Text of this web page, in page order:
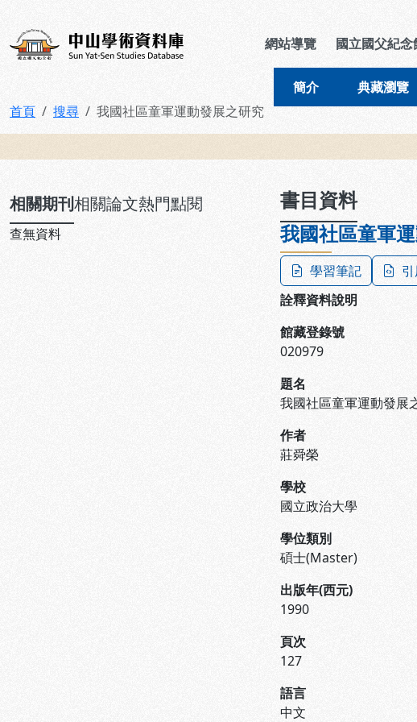
中山學術資料庫 網站導覽 國立國父紀念
簡介 典藏瀏覽
首頁 搜尋 我國社區童軍運動發展之研究
相關期刊相關論文熱門點閱
查無資料
書目資料
我國社區童軍
學習筆記
詮釋資料說明
館藏登錄號
020979
題名
我國社區童軍運動發展
作者
莊舜榮
學校
國立政治大學
學位類別
碩士(Master)
出版年(西元)
1990
頁次
127
語言
中文